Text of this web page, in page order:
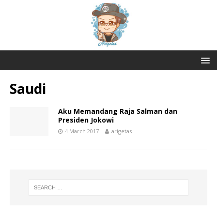
Saudi
Aku Memandang Raja Salman dan
Presiden Jokowi
4 March 2017 arigetas